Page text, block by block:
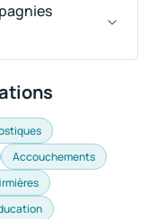
Accouchements